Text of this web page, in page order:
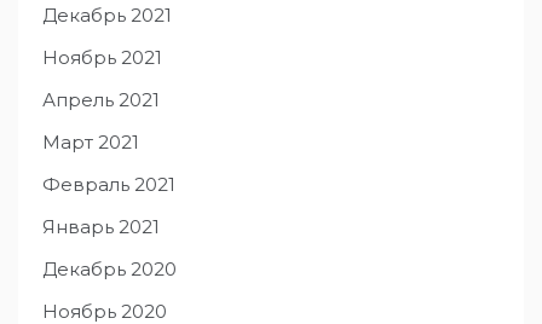
Декабрь 2021
Ноябрь 2021
Апрель 2021
Март 2021
Февраль 2021
Январь 2021
Декабрь 2020
Ноябрь 2020